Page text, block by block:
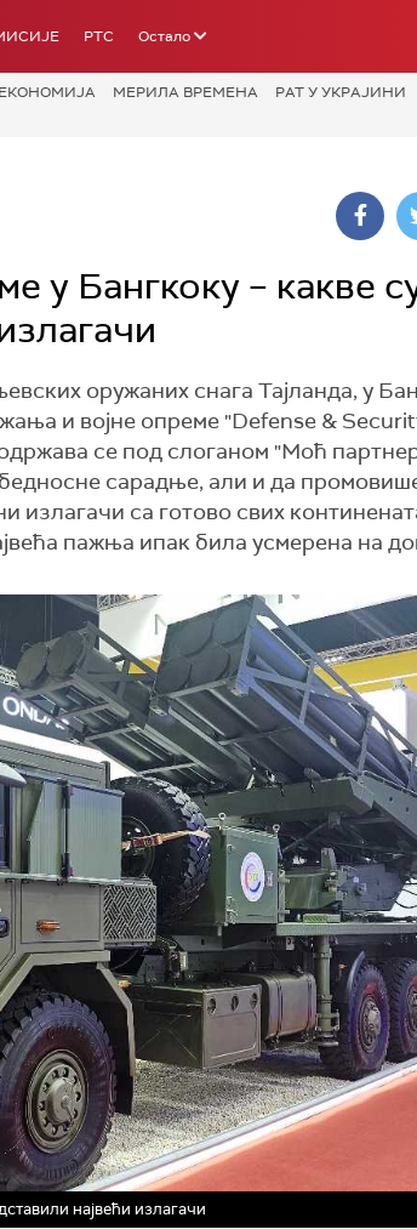
РТС Остало
ЕКОНОМИЈА МЕРИЛА ВРЕМЕНА РАТ У УКРАЈИНИ
у Бангкоку – какве
оружаних снага Тајланда, у
и војне опреме "Defense &
се под слоганом "Моћ
сарадње, али и да
излагачи са готово свих
пажња ипак била усмерена на
највећи излагачи